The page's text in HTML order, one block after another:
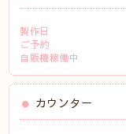
製作日
ご予約
自販機稼働中
カウンター